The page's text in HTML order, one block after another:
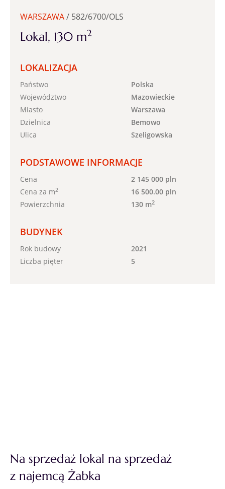
WARSZAWA/ 582/6700/OLS
Lokal, 130 m2
LOKALIZACJA
Państwo
Polska
Województwo
Mazowieckie
Miasto
Warszawa
Dzielnica
Bemowo
Ulica
Szeligowska
PODSTAWOWE INFORMACJE
Cena
2 145 000 pln
Cena za m2
16 500.00 pln
Powierzchnia
130 m2
BUDYNEK
Rok budowy
2021
Liczba pięter
5
Na sprzedaż lokal na sprzedaż
z najemcą Żabka